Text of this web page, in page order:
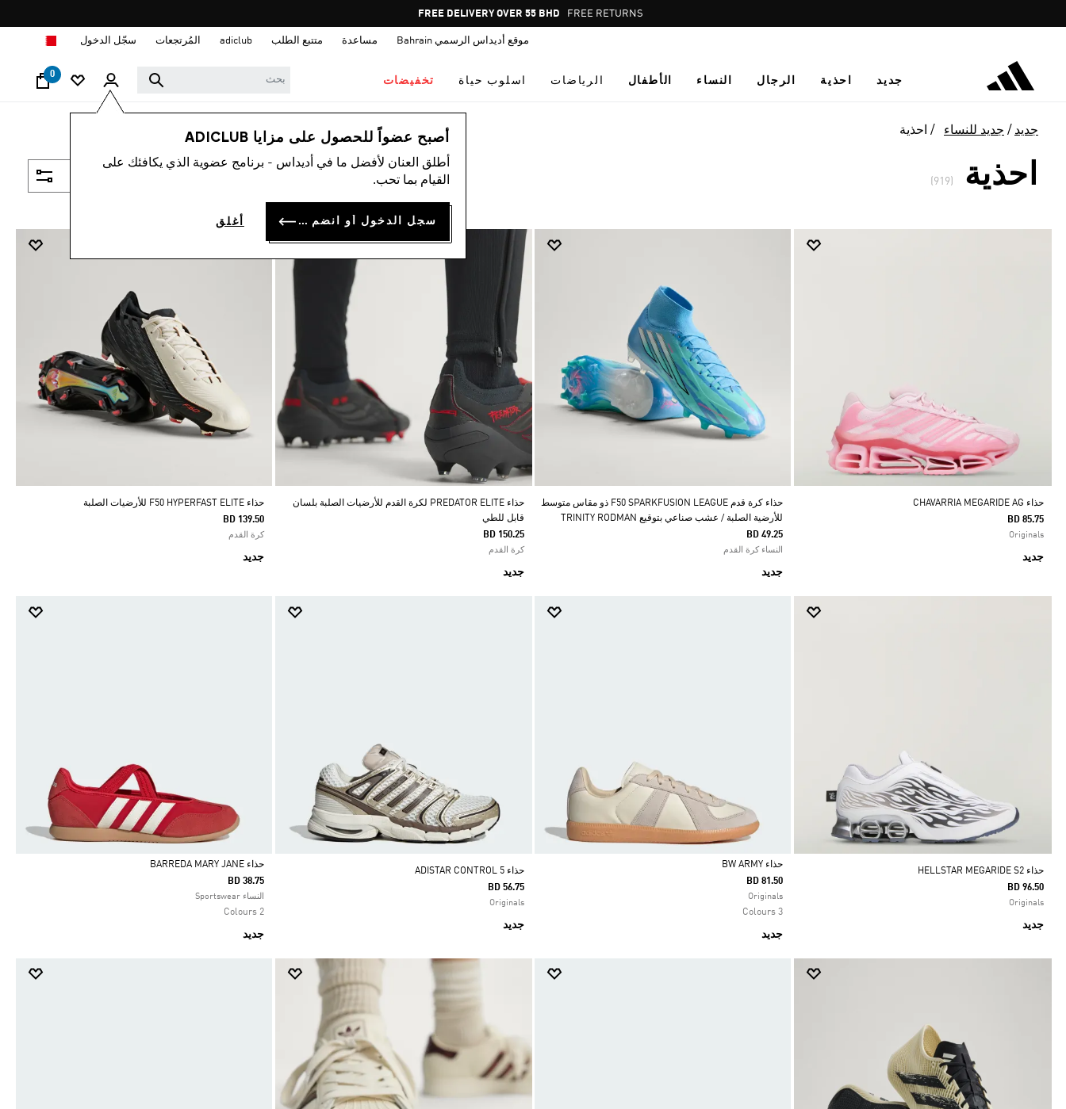
Pause
promotion
FREE RETURNS
موقع أديداس الرسمي Bahrain مساعدة متتبع الطلب adiclub المُرتجعات سجّل الدخول
جديد احذية الرجال النساء الأطفال الرياضات اسلوب حياة تخفيضات
0
أصبح عضواً للحصول على مزايا ADICLUB
أطلق العنان لأفضل ما في أديداس - برنامج عضوية الذي يكافئك على
القيام بما تحب.
سجل الدخول أو انضم الآن أغلق
جديد جديد للنساء احذية
احذية
حذاء CHAVARRIA MEGARIDE AG
BD 85.75
Originals
جديد
حذاء كرة قدم F50 SPARKFUSION LEAGUE ذو مقاس متوسط
للأرضية الصلبة / عشب صناعي بتوقيع TRINITY RODMAN
BD 49.25
النساء كرة القدم
جديد
حذاء PREDATOR ELITE لكرة القدم للأرضيات الصلبة بلسان
قابل للطي
BD 150.25
كرة القدم
جديد
حذاء F50 HYPERFAST ELITE للأرضيات الصلبة
BD 139.50
كرة القدم
جديد
حذاء HELLSTAR MEGARIDE S2
BD 96.50
Originals
جديد
Selected
حذاء ‏BW ARMY
BD 81.50
Originals
3 Colours
جديد
حذاء ADISTAR CONTROL 5
BD 56.75
Originals
جديد
Selected
حذاء BARREDA MARY JANE
BD 38.75
النساء Sportswear
2 Colours
جديد